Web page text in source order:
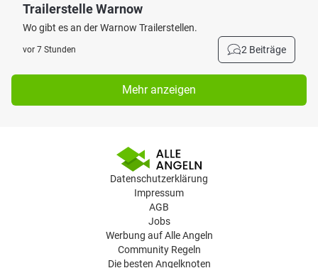
Trailerstelle Warnow
Wo gibt es an der Warnow Trailerstellen.
vor 7 Stunden 2 Beiträge
Mehr anzeigen
Datenschutzerklärung
Impressum
AGB
Jobs
Werbung auf Alle Angeln
Community Regeln
Die besten Angelknoten